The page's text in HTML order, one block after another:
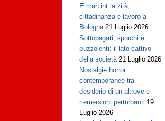
E man int la zità,
cittadinanza e lavoro a
Bologna 21 Luglio 2026
Sottopagati, sporchi e
puzzolenti: il lato cattivo
della società 21 Luglio 2026
Nostalgie horror
contemporanee tra
desiderio di un altrove e
riemersioni perturbanti 19
Luglio 2026